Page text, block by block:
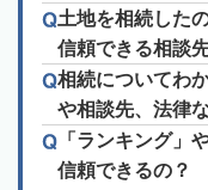
土地を相続した
信頼できる相談
相続についてわ
や相談先、法律
「ランキング」
信頼できるの？